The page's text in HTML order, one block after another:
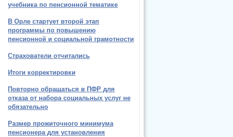
учебника по пенсионной тематике
В Орле стартует второй этап
программы по повышению
пенсионной и социальной грамотности
Страхователи отчитались
Итоги корректировки
Повторно обращаться в ПФР для
отказа от набора социальных услуг не
обязательно
Размер прожиточного минимума
пенсионера для установления